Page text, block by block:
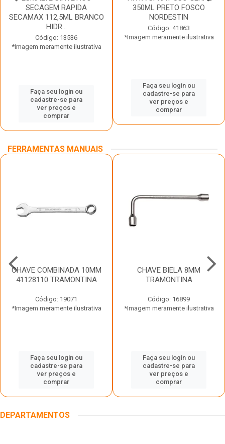
SECAGEM RAPIDA
SECAMAX 112,5ML BRANCO
HIDR...
Código: 13536
*Imagem meramente ilustrativa
Faça seu login ou
cadastre-se para
ver preços e
comprar
350ML PRETO FOSCO
NORDESTIN
Código: 41863
*Imagem meramente ilustrativa
Faça seu login ou
cadastre-se para
ver preços e
comprar
FERRAMENTAS MANUAIS
CHAVE COMBINADA 10MM
41128110 TRAMONTINA
Código: 19071
*Imagem meramente ilustrativa
Faça seu login ou
cadastre-se para
ver preços e
comprar
CHAVE BIELA 8MM
TRAMONTINA
Código: 16899
*Imagem meramente ilustrativa
Faça seu login ou
cadastre-se para
ver preços e
comprar
DEPARTAMENTOS